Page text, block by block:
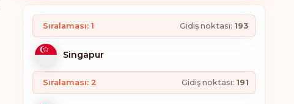
Sıralaması: 1 Gidiş noktası: 193
Singapur
Sıralaması: 2 Gidiş noktası: 191